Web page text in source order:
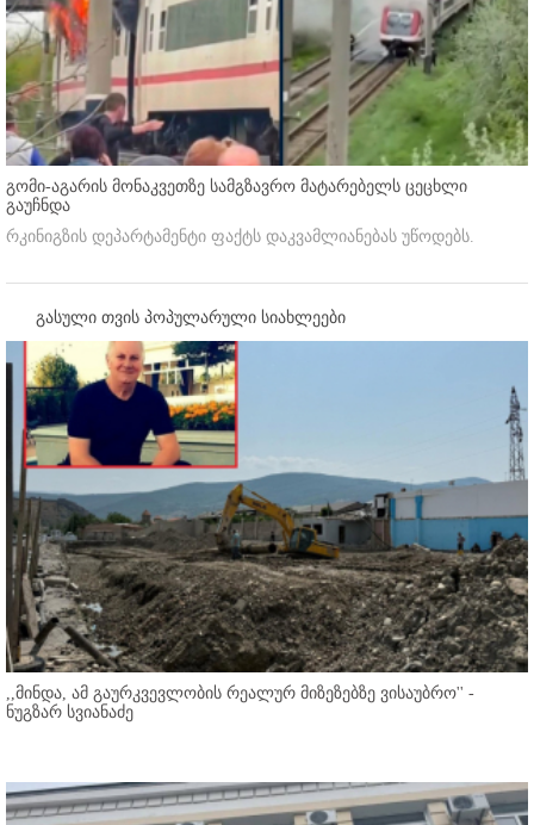
გომი-აგარის მონაკვეთზე სამგზავრო მატარებელს ცეცხლი
გაუჩნდა
რკინიგზის დეპარტამენტი ფაქტს დაკვამლიანებას უწოდებს.
გასული თვის პოპულარული სიახლეები
,,მინდა, ამ გაურკვევლობის რეალურ მიზეზებზე ვისაუბრო'' -
ნუგზარ სვიანაძე